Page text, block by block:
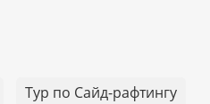
Тур по Сайд-рафтингу